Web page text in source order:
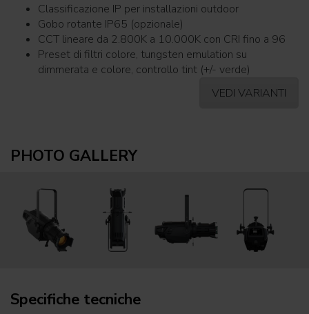
Classificazione IP per installazioni outdoor
Gobo rotante IP65 (opzionale)
CCT lineare da 2.800K a 10.000K con CRI fino a 96
Preset di filtri colore, tungsten emulation su
dimmerata e colore, controllo tint (+/- verde)
VEDI VARIANTI
PHOTO GALLERY
Specifiche tecniche